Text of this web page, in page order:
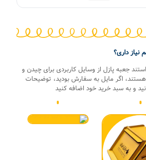
نیاز داری؟
جعبه پازل از وسایل کاربردی برای چیدن و
هستند، اگر مایل به سفارش بودید، توضیحات
و به سبد خرید خود اضافه کنید